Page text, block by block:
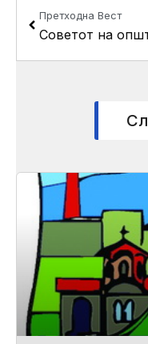
Претходна Вест